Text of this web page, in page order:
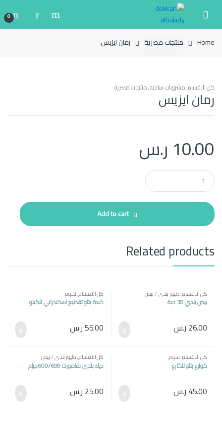
navigation
content
0
Home منتجات مصرية رمان ايزيس
كل الاقسام,مشروبات ساخنه,منتجات مصرية
رمان ايزيس
10.00 ر.س
Q
u
a
t
i
Add to cart
Related products
كل الاقسام,طيور بلدي / بيض
بيض بلدي 30 حبة
26.00 ر.س
كل الاقسام,لحوم
كبدة بتلو تقطيع اسكندراني للكيلو
55.00ر.س
كل الاقسام,لحوم
كوارع بتلو للكارع
45.00 ر.س
كل الاقسام,طيور بلدي / بيض
ديك بلدي شامورت 600/699جرام
25.00 ر.س